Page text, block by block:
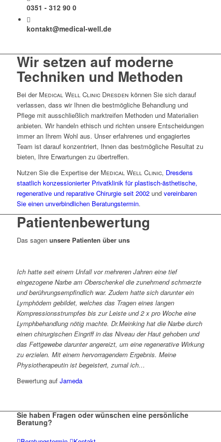
0351 - 312 90 0
kontakt@medical-well.de
Wir setzen auf moderne
Techniken und Methoden
Bei der Medical Well Clinic Dresden können Sie sich darauf
verlassen, dass wir Ihnen die bestmögliche Behandlung und
Pflege mit ausschließlich marktreifen Methoden und Materialien
anbieten. Wir handeln ethisch und richten unsere Entscheidungen
immer an Ihrem Wohl aus. Unser erfahrenes und engagiertes
Team ist darauf konzentriert, Ihnen das bestmögliche Resultat zu
bieten, Ihre Erwartungen zu übertreffen.
Nutzen Sie die Expertise der Medical Well Clinic, Dresdens
staatlich konzessionierter Privatklinik für plastisch-ästhetische,
regenerative und reparative Chirurgie seit 2002und vereinbaren
Sie einen unverbindlichen Beratungstermin.
Patientenbewertung
Das sagen unsere Patienten über uns
Ich hatte seit einem Unfall vor mehreren Jahren eine tief
eingezogene Narbe am Oberschenkel die zunehmend schmerzte
und berührungsempfindlich war. Zudem hatte sich darunter ein
Lymphödem gebildet, welches das Tragen eines langen
Kompressionsstrumpfes bis zur Leiste und 2 x pro Woche eine
Lymphbehandlung nötig machte. Dr.Meinking hat die Narbe durch
einen chirurgischen Eingriff in das Niveau der Haut gehoben und
das Fettgewebe darunter angereizt, um eine regenerative Wirkung
zu erzielen. Mit einem hervorragendem Ergebnis. Meine
Physiotherapeutin ist begeistert, zumal ich…
Bewertung auf Jameda
Sie haben Fragen oder wünschen eine persönliche
Beratung?